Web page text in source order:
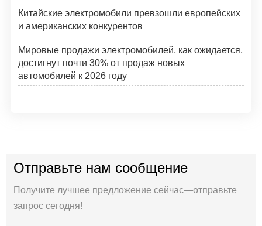
Китайские электромобили превзошли европейских
и американских конкурентов
Мировые продажи электромобилей, как ожидается,
достигнут почти 30% от продаж новых
автомобилей к 2026 году
Отправьте нам сообщение
Получите лучшее предложение сейчас—отправьте
запрос сегодня!